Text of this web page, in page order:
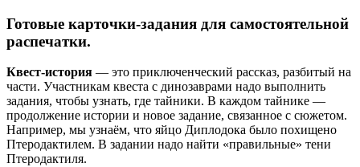
Готовые карточки-задания для самостоятельной
распечатки.
Квест-история — это приключенческий рассказ, разбитый на
части. Участникам квеста с динозаврами надо выполнить
задания, чтобы узнать, где тайники. В каждом тайнике —
продолжение истории и новое задание, связанное с сюжетом.
Например, мы узнаём, что яйцо Диплодока было похищено
Птеродактилем. В задании надо найти «правильные» тени
Птеродактиля.